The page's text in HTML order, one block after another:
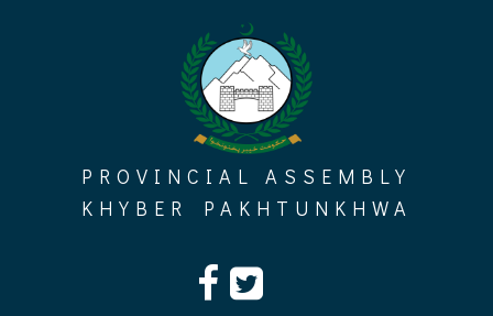
PROVINCIAL ASSEMBLY
KHYBER PAKHTUNKHWA